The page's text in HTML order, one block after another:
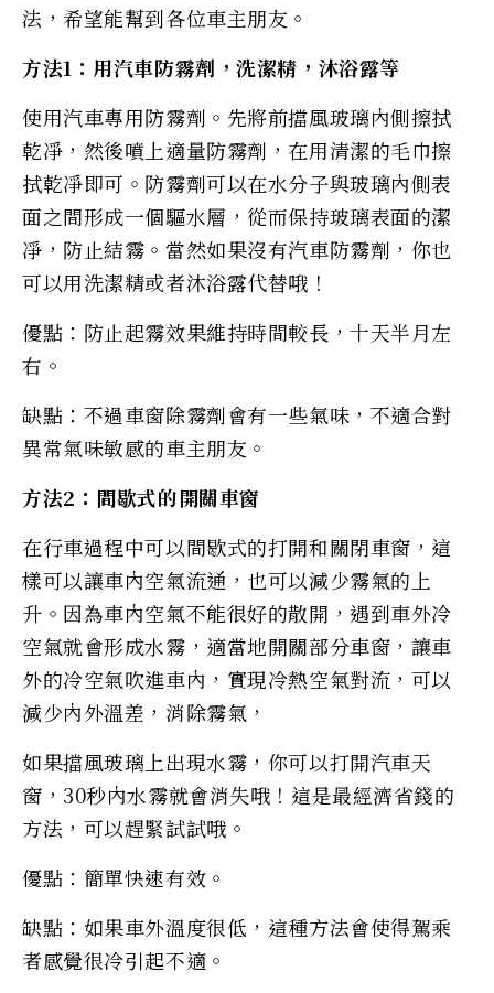
法，希望能幫到各位車主朋友。
方法1：用汽車防霧劑，洗潔精，沐浴露等
使用汽車專用防霧劑。先將前擋風玻璃內側擦拭
乾凈，然後噴上適量防霧劑，在用清潔的毛巾擦
拭乾凈即可。防霧劑可以在水分子與玻璃內側表
面之間形成一個驅水層，從而保持玻璃表面的潔
凈，防止結霧。當然如果沒有汽車防霧劑，你也
可以用洗潔精或者沐浴露代替哦！
優點：防止起霧效果維持時間較長，十天半月左
右。
缺點：不過車窗除霧劑會有一些氣味，不適合對
異常氣味敏感的車主朋友。
方法2：間歇式的開關車窗
在行車過程中可以間歇式的打開和關閉車窗，這
樣可以讓車內空氣流通，也可以減少霧氣的上
升。因為車內空氣不能很好的散開，遇到車外冷
空氣就會形成水霧，適當地開關部分車窗，讓車
外的冷空氣吹進車內，實現冷熱空氣對流，可以
減少內外溫差，消除霧氣，
如果擋風玻璃上出現水霧，你可以打開汽車天
窗，30秒內水霧就會消失哦！這是最經濟省錢的
方法，可以趕緊試試哦。
優點：簡單快速有效。
缺點：如果車外溫度很低，這種方法會使得駕乘
者感覺很冷引起不適。